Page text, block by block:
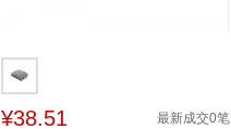
¥38.51 最新成交0笔